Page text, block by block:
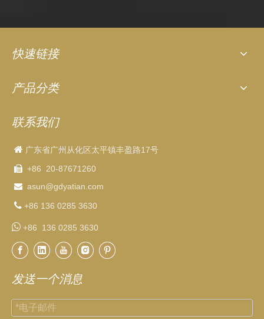
快速链接
产品分类
联系我们
 广东省广州从化区太平镇丰盈路17号
 +86 20-87671260
 asun@gdyatian.com
 +86 136 0285 3630
 +86 136 0285 3630
发送一个消息